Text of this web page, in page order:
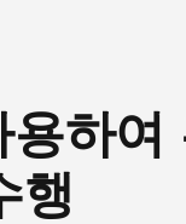
하여
행